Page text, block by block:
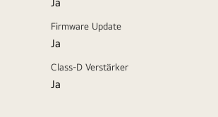
Firmware Update
Ja
Class-D Verstärker
Ja